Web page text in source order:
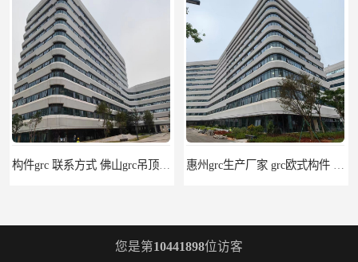
构件grc 联系方式 佛山grc吊顶厂家 惠州grc生产厂家 grc欧式构件 20年行业经验
您是第10441898位访客